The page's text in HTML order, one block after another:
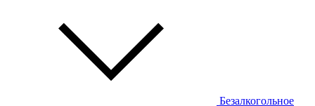
Безалкогольное